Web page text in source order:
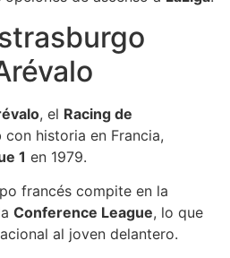
, el Racing de
con historia en Francia,
1 en 1979.
francés compite en la
Conference League, lo que
al joven delantero.